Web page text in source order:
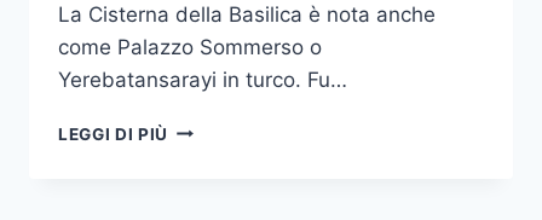
La Cisterna della Basilica è nota anche
come Palazzo Sommerso o
Yerebatansarayi in turco. Fu…
LEGGI DI PIÙ CISTERNA